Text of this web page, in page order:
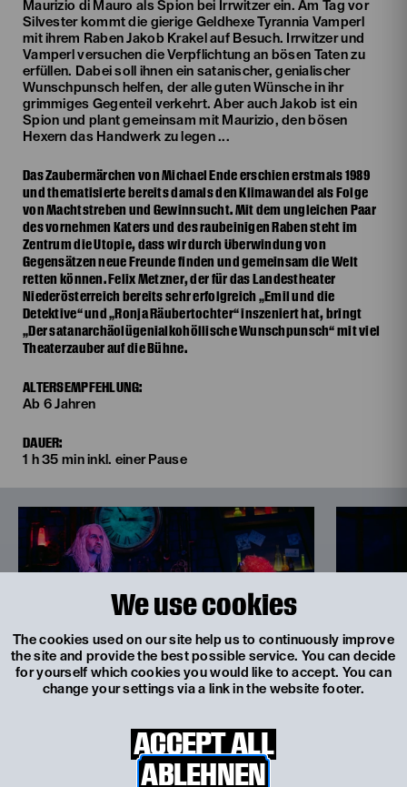
We use cookies
The cookies used on our site help us to continuously improve
the site and provide the best possible service. You can decide
for yourself which cookies you would like to accept. You can
change your settings via a link in the website footer.
ACCEPT ALL
ABLEHNEN
Maurizio di Mauro als Spion bei Irrwitzer ein. Am Tag vor
Silvester kommt die gierige Geldhexe Tyrannia Vamperl
mit ihrem Raben Jakob Krakel auf Besuch. Irrwitzer und
Vamperl versuchen die Verpflichtung an bösen Taten zu
erfüllen. Dabei soll ihnen ein satanischer, genialischer
Wunschpunsch helfen, der alle guten Wünsche in ihr
grimmiges Gegenteil verkehrt. Aber auch Jakob ist ein
Spion und plant gemeinsam mit Maurizio, den bösen
Hexern das Handwerk zu legen ...
Das Zaubermärchen von Michael Ende erschien erstmals 1989
und thematisierte bereits damals den Klimawandel als Folge
von Machtstreben und Gewinnsucht. Mit dem ungleichen Paar
des vornehmen Katers und des raubeinigen Raben steht im
Zentrum die Utopie, dass wir durch Überwindung von
Gegensätzen neue Freunde finden und gemeinsam die Welt
retten können. Felix Metzner, der für das Landestheater
Niederösterreich bereits sehr erfolgreich „Emil und die
Detektive“ und „Ronja Räubertochter“ inszeniert hat, bringt
„Der satanarchäolügenialkohöllische Wunschpunsch“ mit viel
Theaterzauber auf die Bühne.
ALTERSEMPFEHLUNG:
Ab 6 Jahren
DAUER:
1 h 35 min inkl. einer Pause